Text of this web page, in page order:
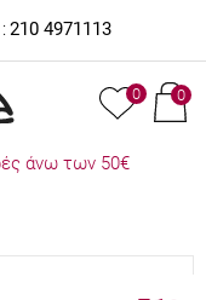
210 4971113
0 0
άνω των 50€